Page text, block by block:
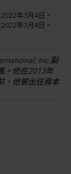
年3月4日。
年3月4日。
Inc.副
。他在2013年
，他曾出任資本